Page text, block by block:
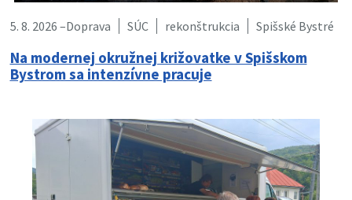
5. 8. 2026 –Doprava SÚC rekonštrukcia Spišské Bystré
Na modernej okružnej križovatke v Spišskom
Bystrom sa intenzívne pracuje